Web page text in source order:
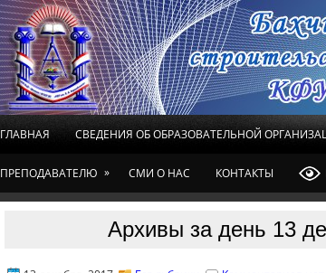
ГЛАВНАЯ СВЕДЕНИЯ ОБ ОБРАЗОВАТЕЛЬНОЙ
ПРЕПОДАВАТЕЛЮ » СМИ О НАС КОНТАКТЫ
Архивы за день 13